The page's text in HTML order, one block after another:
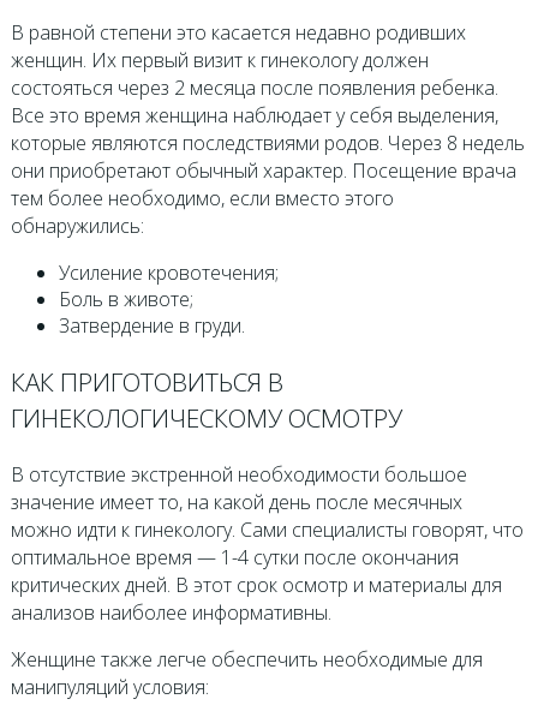
В равной степени это касается недавно родивших
женщин. Их первый визит к гинекологу должен
состояться через 2 месяца после появления ребенка.
Все это время женщина наблюдает у себя выделения,
которые являются последствиями родов. Через 8 недель
они приобретают обычный характер. Посещение врача
тем более необходимо, если вместо этого
обнаружились:
Усиление кровотечения;
Боль в животе;
Затвердение в груди.
КАК ПРИГОТОВИТЬСЯ В
ГИНЕКОЛОГИЧЕСКОМУ ОСМОТРУ
В отсутствие экстренной необходимости большое
значение имеет то, на какой день после месячных
можно идти к гинекологу. Сами специалисты говорят, что
оптимальное время — 1-4 сутки после окончания
критических дней. В этот срок осмотр и материалы для
анализов наиболее информативны.
Женщине также легче обеспечить необходимые для
манипуляций условия: